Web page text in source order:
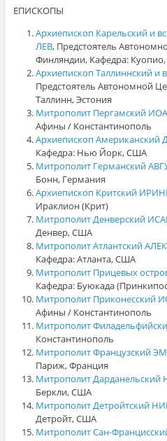
ЕПИСКОПЫ
Архиепископ Карельский и
ЛЕВ, Предстоятель
Финляндии, Кафедра:
Архиепископ Таллиннский и
Предстоятель Автономной
Таллинн, Эстония
Митрополит Пергамский
Афины / Константинополь
Архиепископ
Кафедра: Нью Йорк, США
Митрополит Германский
Бонн, Германия
Архиепископ Критский
Ираклион (Крит)
Митрополит Денверский
Денвер, США
Митрополит Атлантский
Кафедра: Атланта, США
Митрополит Прицевых
Кафедра: Буюкада
Митрополит Приконесский
Афины / Константинополь
Митрополит
Константинополь
Митрополит Французский
Париж, Франция
Митрополит
Беркли, США
Митрополит Детройтский
Детройт, США
Митрополит Сан-